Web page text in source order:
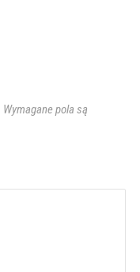
Wymagane pola są